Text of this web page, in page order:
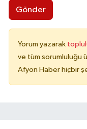
Gönder
Yorum yazarak
ve tüm sorumluluğu
Afyon Haber hiçbir